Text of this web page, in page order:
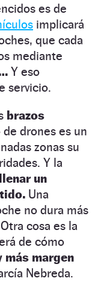
es de
implicará
que cada
mediante
Y eso
servicio.
brazos
drones es un
zonas su
Y la
un
Una
no dura más
cosa es la
de cómo
más margen
Nebreda.